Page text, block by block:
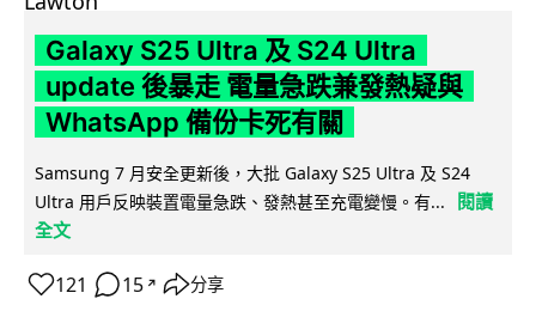
Galaxy S25 Ultra 及 S24 Ultra
update 後暴走 電量急跌兼發熱疑與
WhatsApp 備份卡死有關
Samsung 7 月安全更新後，大批 Galaxy S25 Ultra 及 S24
Ultra 用戶反映裝置電量急跌、發熱甚至充電變慢。有...
閱讀
全文
121 15 ↗ 分享